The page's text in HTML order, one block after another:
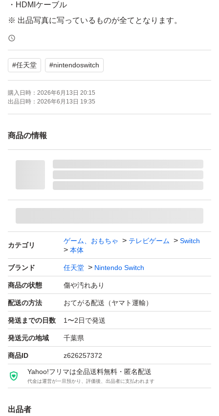
・HDMIケーブル
※ 出品写真に写っているものが全てとなります。
付属品の詳細につきましては、掲載画像をご確認くださ
い。
【商品の状態】
・動作確認済み：Wi-Fi接続、ソフトの読み込み（スプラ
トゥーン2にて）確認
・初期化済み
中古品であることをご理解の上、ご検討ください。
・外箱：保管に伴うキズやや汚れがございます。
【注意事項】
・すり替え防止のため、シリアル番号を控えております。
ご購入後の返品・交換・キャンセルはご遠慮ください。
・配送中の事故等については、責任を負いかねますのでご
了承ください。
・商品到着後、動作確認を終えましたら、速やかに受領評
価をお願いいたします。
・万が一、何かありましたら受け取り評価前にご相談くだ
さい。
宜しくお願いいたします。
千葉県公安委員会
#任天堂 #nintendoswitch
購入日時： 2026年6月13日 20:15
出品日時： 2026年6月13日 19:35
商品の情報
カテゴリ
ゲーム、おもちゃ テレビゲーム
Switch
本体
ブランド 任天堂 Nintendo Switch
商品の状態 傷や汚れあり
配送の方法 おてがる配送（ヤマト運輸）
発送までの日数 1〜2日で発送
発送元の地域 千葉県
商品ID z626257372
Yahoo!フリマは全品送料無料・匿名配送
代金は運営が一旦預かり、評価後、出品者に支払われます
出品者